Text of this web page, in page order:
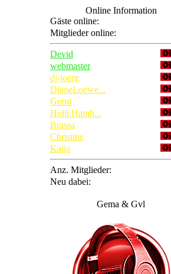
Online Information
Gäste online:
Mitglieder online:
Devid
webmaster
dj-joerg
DjaneLoewe...
Gerni
Holli Hamb...
Brassa
Christine
Katja
Anz. Mitglieder:
Neu dabei:
Gema & Gvl